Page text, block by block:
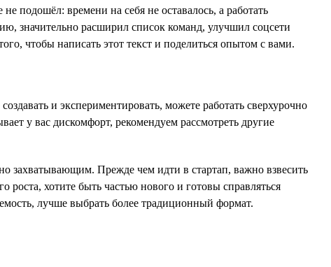
подошёл: времени на себя не оставалось, а работать
значительно расширил список команд, улучшил соцсети
чтобы написать этот текст и поделиться опытом с вами.
и экспериментировать, можете работать сверхурочно
у вас дискомфорт, рекомендуем рассмотреть другие
захватывающим. Прежде чем идти в стартап, важно взвесить
хотите быть частью нового и готовы справляться
лучше выбрать более традиционный формат.